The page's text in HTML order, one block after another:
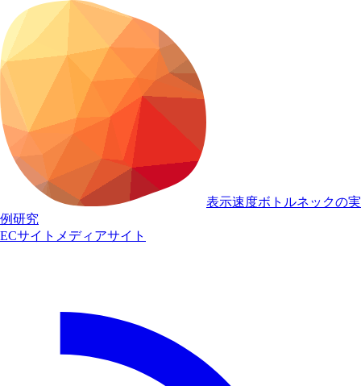
表示速度ボトルネックの実
例研究
ECサイト メディアサイト